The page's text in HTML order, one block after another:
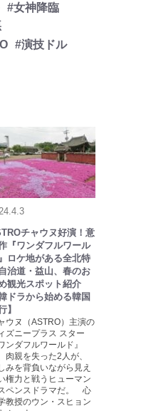
#女神降臨
#演技ドル
チャウヌ好演！意
『ワンダフルワール
ロケ地がある全北特
治道・益山、春のお
観光スポット紹介
韓ドラから始める韓国
】
ウヌ（ASTRO）主演の
ズニープラス スター
ンダフルワールド』
肉親を失った2人が、
みを背負いながら見え
権力と戦うヒューマン
ペンスドラマだ。 心
教授のウン・スヒョン